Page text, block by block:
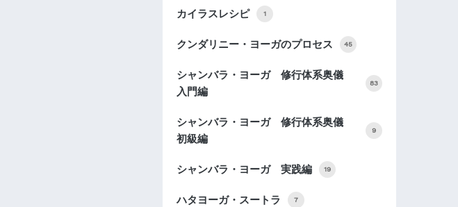
カイラスレシピ 1
クンダリニー・ヨーガのプロセス 45
シャンバラ・ヨーガ 修行体系奥儀
入門編
83
シャンバラ・ヨーガ 修行体系奥儀
初級編
9
シャンバラ・ヨーガ 実践編 19
ハタヨーガ・スートラ 7